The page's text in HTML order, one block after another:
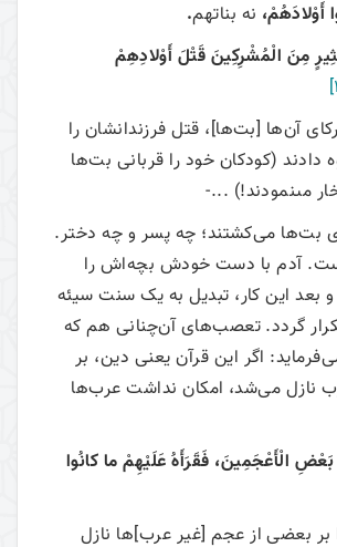
أَوْلادَهُمْ، نه بناتهم.
مِنَ الْمُشْرِكِينَ قَتْلَ أَوْلادِهِمْ
آن‌ها [بت‌ها]، قتل فرزندانشان را
دادند (كودكان خود را قربانى بت‌ها
مى‏نمودند!) ...-
بت‌ها می‌‌کشتند؛ چه پسر و چه دختر.
آدم با دست خودش بچه‌اش را
بعد این کار، تبدیل به یک سنت سیئه
گردد. تعصب‌های آن‌چنانی هم که
اگر این قرآن یعنی دین، بر
می‌‌شد، امکان نداشت عرب‌ها
بَعْضِ الْأَعْجَمِينَ، فَقَرَأَهُ عَلَيْهِمْ ما كانُوا
بر بعضى از عجم [غير عرب‏]‌ها نازل